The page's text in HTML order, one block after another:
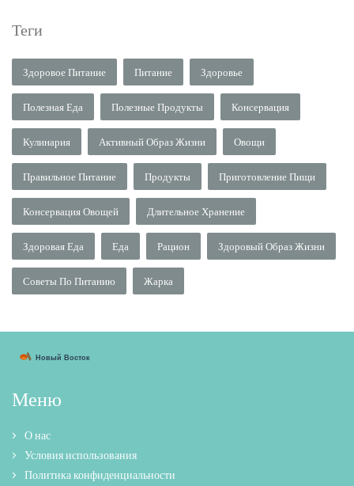
Теги
Здоровое Питание Питание Здоровье
Полезная Еда Полезные Продукты Консервация
Кулинария Активный Образ Жизни Овощи
Правильное Питание Продукты Приготовление Пищи
Консервация Овощей Длительное Хранение
Здоровая Еда Еда Рацион Здоровый Образ Жизни
Советы По Питанию Жарка
Меню
О нас
Условия использования
Политика конфиденциальности